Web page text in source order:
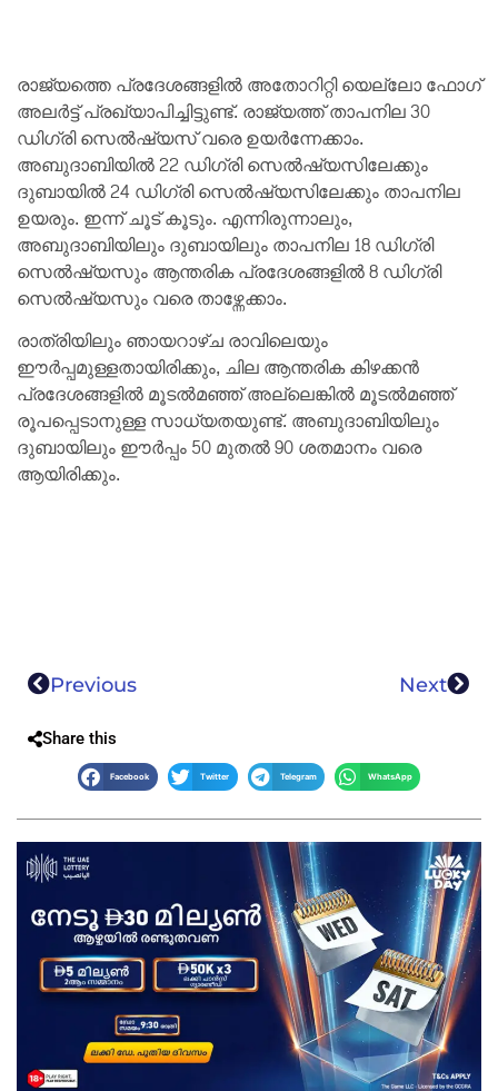
രാജ്യത്തെ പ്രദേശങ്ങളിൽ അതോറിറ്റി യെല്ലോ ഫോഗ്
അലർട്ട് പ്രഖ്യാപിച്ചിട്ടുണ്ട്. രാജ്യത്ത് താപനില 30
ഡിഗ്രി സെൽഷ്യസ് വരെ ഉയർന്നേക്കാം.
അബുദാബിയിൽ 22 ഡിഗ്രി സെൽഷ്യസിലേക്കും
ദുബായിൽ 24 ഡിഗ്രി സെൽഷ്യസിലേക്കും താപനില
ഉയരും. ഇന്ന് ചൂട് കൂടും. എന്നിരുന്നാലും,
അബുദാബിയിലും ദുബായിലും താപനില 18 ഡിഗ്രി
സെൽഷ്യസും ആന്തരിക പ്രദേശങ്ങളിൽ 8 ഡിഗ്രി
സെൽഷ്യസും വരെ താഴ്ന്നേക്കാം.
രാത്രിയിലും ഞായറാഴ്ച രാവിലെയും
ഈർപ്പമുള്ളതായിരിക്കും, ചില ആന്തരിക കിഴക്കൻ
പ്രദേശങ്ങളിൽ മൂടൽമഞ്ഞ് അല്ലെങ്കിൽ മൂടൽമഞ്ഞ്
രൂപപ്പെടാനുള്ള സാധ്യതയുണ്ട്. അബുദാബിയിലും
ദുബായിലും ഈർപ്പം 50 മുതൽ 90 ശതമാനം വരെ
ആയിരിക്കും.
Previous Next
Share this
Facebook Twitter Telegram WhatsApp